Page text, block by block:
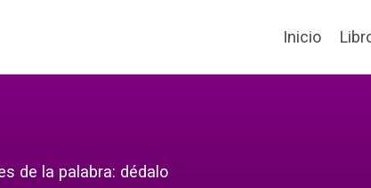
Inicio
de la palabra: dédalo